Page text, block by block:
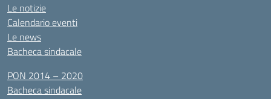
Le notizie
Calendario eventi
Le news
Bacheca sindacale
PON 2014 – 2020
Bacheca sindacale